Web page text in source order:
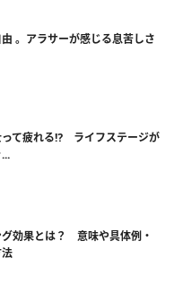
。アラサーが感じる息苦しさ
って疲れる⁉ ライフステージが
効果とは？ 意味や具体例・